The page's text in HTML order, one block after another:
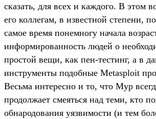
сказать, для всех и каждого. В этом
его коллегам, в известной степени,
самое время понемногу начала
информированность людей о
простой вещи, как пен-тестинг, а в
инструменты подобные Metasploit
Весьма интересно и то, что Мур
продолжает смеяться над теми, кто
обнародования уязвимости (и тем